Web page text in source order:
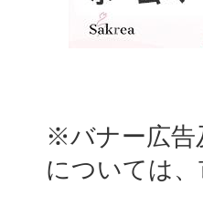
※バナー広告
については